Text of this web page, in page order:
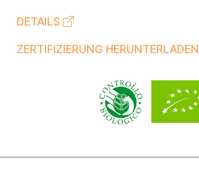
DETAILS
ZERTIFIZIERUNG HERUNTERLADEN